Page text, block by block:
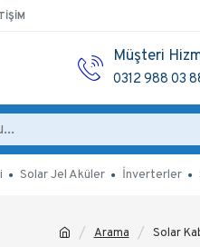
Müşteri
0312 988 03
Solar Jel Aküler İnverterler
Arama Solar